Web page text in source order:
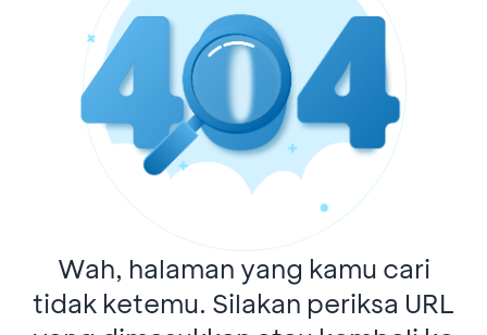
Wah, halaman yang kamu cari
tidak ketemu. Silakan periksa URL